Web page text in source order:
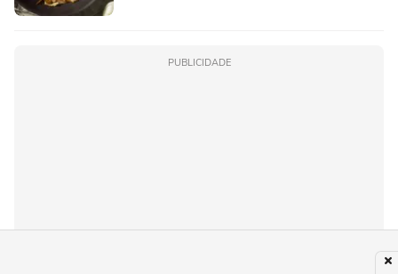
PUBLICIDADE